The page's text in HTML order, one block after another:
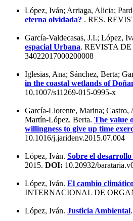
López, Iván; Arriaga, Alicia;
eterna olvidada? . RES.
García-Valdecasas, J.I.; López,
espacial Urbana. REVISTA
34022017000200008
Iglesias, Ana; Sánchez, Berta;
in the coastal wetlands of
10.1007/s11269-015-0995-x
García-Llorente, Marina; Castro,
Martín-López. Berta. The value
willingness to give up time
10.1016/j.jaridenv.2015.07.004
López, Iván. Sobre el
2015. DOI: 10.20932/
López, Iván. El cambio
INTERNACIONAL DE
López, Iván. Justicia Ambiental